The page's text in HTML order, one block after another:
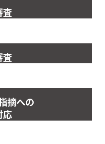
査
査
摘への
応